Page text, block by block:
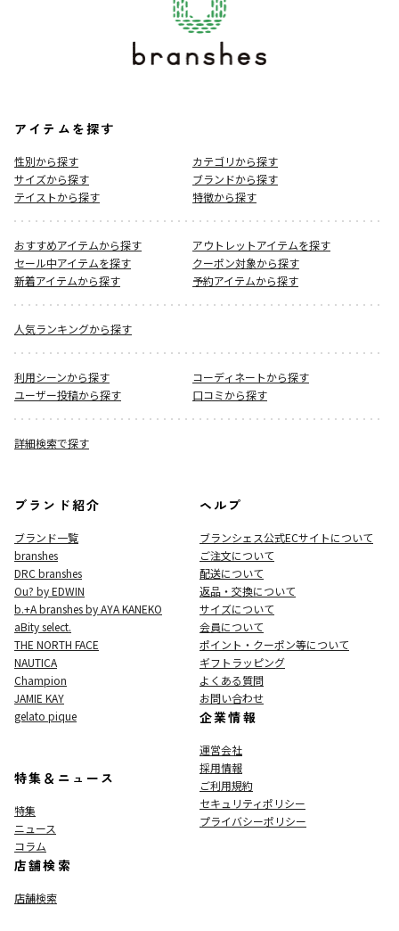
アイテムを探す
性別から探す
カテゴリから探す
サイズから探す
ブランドから探す
テイストから探す
特徴から探す
おすすめアイテムから探す
アウトレットアイテムを探す
セール中アイテムを探す
クーポン対象から探す
新着アイテムから探す
予約アイテムから探す
人気ランキングから探す
利用シーンから探す
コーディネートから探す
ユーザー投稿から探す
口コミから探す
詳細検索で探す
ブランド紹介
ブランド一覧
branshes
DRC branshes
Ou? by EDWIN
b.+A branshes by AYA KANEKO
aBity select.
THE NORTH FACE
NAUTICA
Champion
JAMIE KAY
gelato pique
特集＆ニュース
特集
ニュース
コラム
店舗検索
店舗検索
ヘルプ
ブランシェス公式ECサイトについて
ご注文について
配送について
返品・交換について
サイズについて
会員について
ポイント・クーポン等について
ギフトラッピング
よくある質問
お問い合わせ
企業情報
運営会社
採用情報
ご利用規約
セキュリティポリシー
プライバシーポリシー